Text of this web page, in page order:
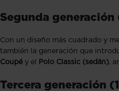
Segunda generación
Con un diseño más cuadrado y
también la generación que
Coupé y el Polo Classic (sedán),
Tercera generación